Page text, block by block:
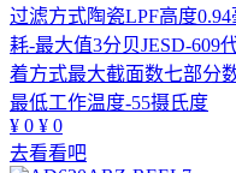
过滤方式陶瓷LPF高度
耗-最大值3分贝JESD-609
着方式最大截面数七部分
最低工作温度-55摄氏度
¥ 0 ¥ 0
去看看吧